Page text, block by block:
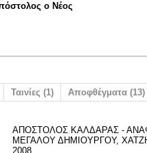
ο Νέος
Ταινίες (1) Αποφθέγματα (13)
ΑΠΟΣΤΟΛΟΣ ΚΑΛΔΑΡΑΣ -
ΜΕΓΑΛΟΥ ΔΗΜΙΟΥΡΓΟΥ,
2008